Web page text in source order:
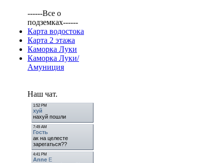
------Все о
подземках------
Карта водостока
Карта 2 этажа
Каморка Луки
Каморка Луки/
Амуниция
Наш чат.